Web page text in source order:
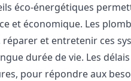
éco-énergétiques
et économique. Les
et entretenir ces
durée de vie. Les
pour répondre aux